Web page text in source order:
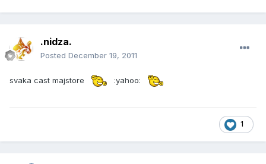
.nidza.
Posted December 19, 2011
svaka cast majstore :yahoo:
1